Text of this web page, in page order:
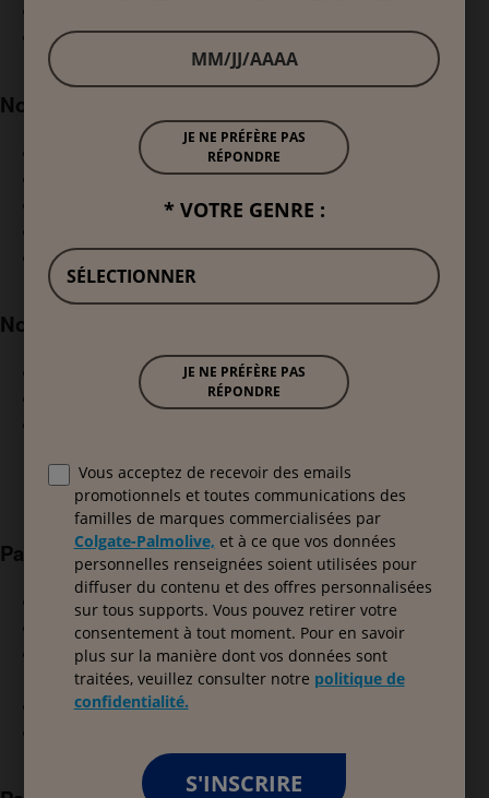
Déodorants
Nos articles sur la peau
Comprendre sa peau
Soin & respect de la peau
Le pouvoir de la peau
Prendre soin de ses aisselles
Notre expertise
Anti-transpirants et déodorants
Prendre soin des peaux sensibles
Voir toutes les catégories
Par type de peau
Tous les types de peau
Peau normale
Peau sèche / Peau
très sèche
Peau sensible